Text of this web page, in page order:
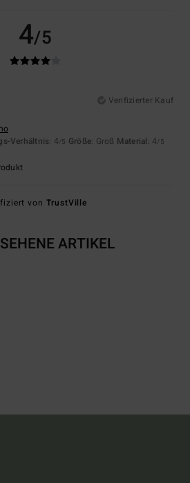
4/5
Verifizierter Kauf
Verhältnis: 4/5 Größe: Groß Material: 4/5
von TrustVille
ARTIKEL